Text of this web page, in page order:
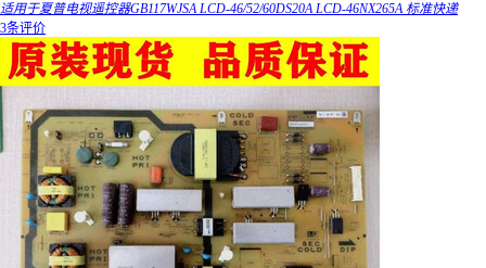
适用于夏普电视遥控器GB117WJSA LCD-46/52/60DS20A LCD-46NX265A 标准快递
3条评价